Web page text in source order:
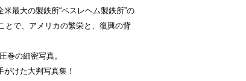
最大の製鉄所“ベスレヘム製鉄所”の
とで、アメリカの繁栄と、復興の背
巻の細密写真。
けた大判写真集！